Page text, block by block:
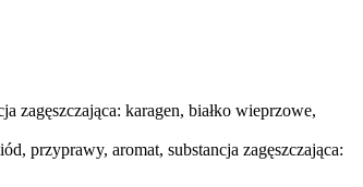
zagęszczająca: karagen, białko wieprzowe,
przyprawy, aromat, substancja zagęszczająca: